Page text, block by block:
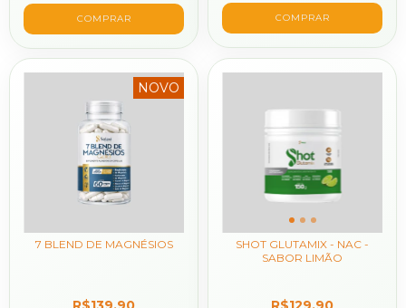
NOVO
7 BLEND DE MAGNÉSIOS
SHOT GLUTAMIX - NAC -
SABOR LIMÃO